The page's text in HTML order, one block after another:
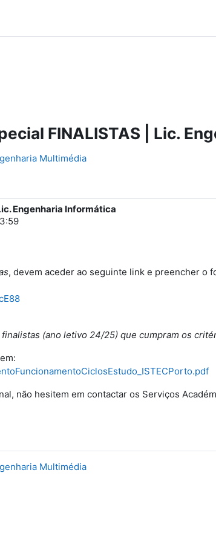
FINALISTAS | Lic.
Multimédia
Engenharia Informática
, devem aceder ao seguinte link e preencher o
(ano letivo 24/25) que cumpram os
não hesitem em contactar os Serviços
Multimédia